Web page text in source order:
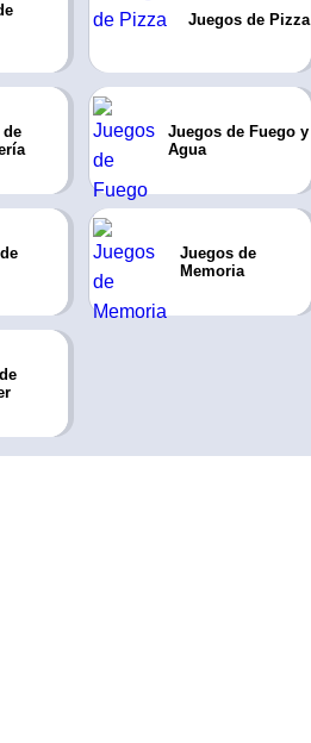
Juegos de Pizza
de
Juegos de Fuego y
Agua
Juegos de
Memoria